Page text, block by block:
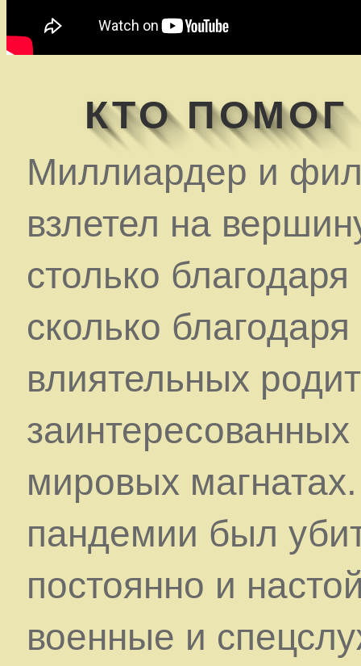
КТО ПОМОГ
Миллиардер и
взлетел на
столько
сколько
влиятельных
заинтересованных
мировых
пандемии был
постоянно и
военные и